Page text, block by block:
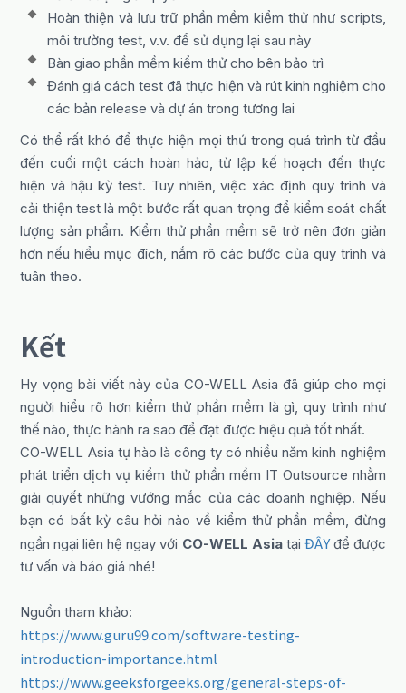
Hoàn thiện và lưu trữ phần mềm kiểm thử như scripts,
môi trường test, v.v. để sử dụng lại sau này
Bàn giao phần mềm kiểm thử cho bên bảo trì
Đánh giá cách test đã thực hiện và rút kinh nghiệm cho
các bản release và dự án trong tương lai
Có thể rất khó để thực hiện mọi thứ trong quá trình từ đầu
đến cuối một cách hoàn hảo, từ lập kế hoạch đến thực
hiện và hậu kỳ test. Tuy nhiên, việc xác định quy trình và
cải thiện test là một bước rất quan trọng để kiểm soát chất
lượng sản phẩm. Kiểm thử phần mềm sẽ trở nên đơn giản
hơn nếu hiểu mục đích, nắm rõ các bước của quy trình và
tuân theo.
Kết
Hy vọng bài viết này của CO-WELL Asia đã giúp cho mọi
người hiểu rõ hơn kiểm thử phần mềm là gì, quy trình như
thế nào, thực hành ra sao để đạt được hiệu quả tốt nhất.
CO-WELL Asia tự hào là công ty có nhiều năm kinh nghiệm
phát triển dịch vụ kiểm thử phần mềm IT Outsource nhằm
giải quyết những vướng mắc của các doanh nghiệp. Nếu
bạn có bất kỳ câu hỏi nào về kiểm thử phần mềm, đừng
ngần ngại liên hệ ngay với CO-WELL Asiatại ĐÂYđể được
tư vấn và báo giá nhé!
Nguồn tham khảo:
https://www.guru99.com/software-testing-
introduction-importance.html
https://www.geeksforgeeks.org/general-steps-of-